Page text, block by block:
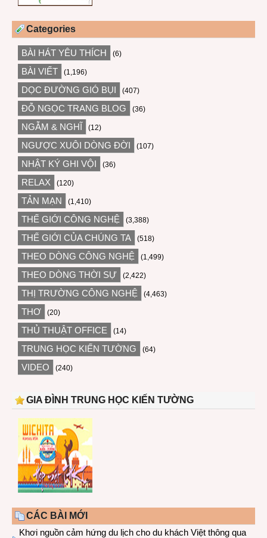
Categories
BÀI HÁT YÊU THÍCH (6)
BÀI VIẾT (1,196)
DỌC ĐƯỜNG GIÓ BỤI (407)
ĐỖ NGỌC TRANG BLOG (36)
NGẪM & NGHĨ (12)
NGƯỢC XUÔI DÒNG ĐỜI (107)
NHẬT KÝ GHI VỘI (36)
RELAX (120)
TẢN MẠN (1,410)
THẾ GIỚI CÔNG NGHỆ (3,388)
THẾ GIỚI CỦA CHÚNG TA (518)
THEO DÒNG CÔNG NGHỆ (1,499)
THEO DÒNG THỜI SỰ (2,422)
THỊ TRƯỜNG CÔNG NGHỆ (4,463)
THƠ (20)
THỦ THUẬT OFFICE (14)
TRUNG HỌC KIẾN TƯỜNG (64)
VIDEO (240)
GIA ĐÌNH TRUNG HỌC KIẾN TƯỜNG
CÁC BÀI MỚI
Khơi nguồn cảm hứng du lịch cho du khách Việt thông qua